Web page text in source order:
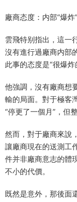
廠商态度：内部“爆
雲飛特别指出，這一
沒有進行過廠商内部
此事的态度是“很爆炸
他強調，沒有廠商想
輸的局面。對于極客
“停更了一個月”，但
然而，對于廠商來說
讓廠商現在的送測工
件并非廠商意志的體
不小的代價。
既然是意外，那後面